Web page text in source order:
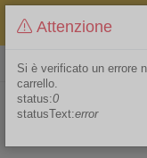
Il sito non chiude
Area Riservata
Attenzione
Si è verificato un errore
carrello.
status:0
statusText:error